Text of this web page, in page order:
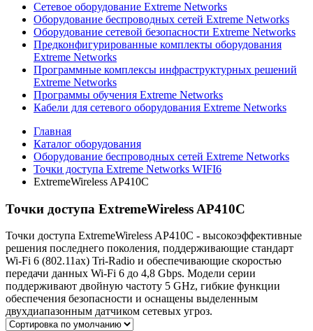
Сетевое оборудование Extreme Networks
Оборудование беспроводных сетей Extreme Networks
Оборудование сетевой безопасности Extreme Networks
Предконфигурированные комплекты оборудования
Extreme Networks
Программные комплексы инфраструктурных решений
Extreme Networks
Программы обучения Extreme Networks
Кабели для сетевого оборудования Extreme Networks
Главная
Каталог оборудования
Оборудование беспроводных сетей Extreme Networks
Точки доступа Extreme Networks WIFI6
ExtremeWireless AP410C
Точки доступа ExtremeWireless AP410C
Точки доступа ExtremeWireless AP410C - высокоэффективные
решения последнего поколения, поддерживающие стандарт
Wi-Fi 6 (802.11ax) Tri-Radio и обеспечивающие скоростью
передачи данных Wi-Fi 6 до 4,8 Gbps. Модели серии
поддерживают двойную частоту 5 GHz, гибкие функции
обеспечения безопасности и оснащены выделенным
двухдиапазонным датчиком сетевых угроз.